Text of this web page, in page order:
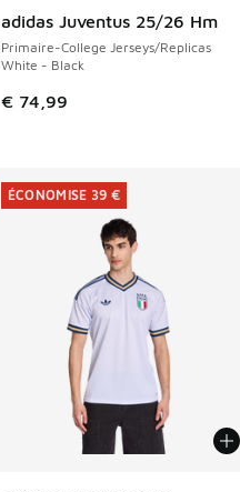
adidas Juventus 25/26 Hm
Primaire-College Jerseys/Replicas
White - Black
€ 74,99
ÉCONOMISE 39 €